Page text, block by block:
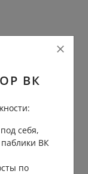
ВК
себя,
ВК
по